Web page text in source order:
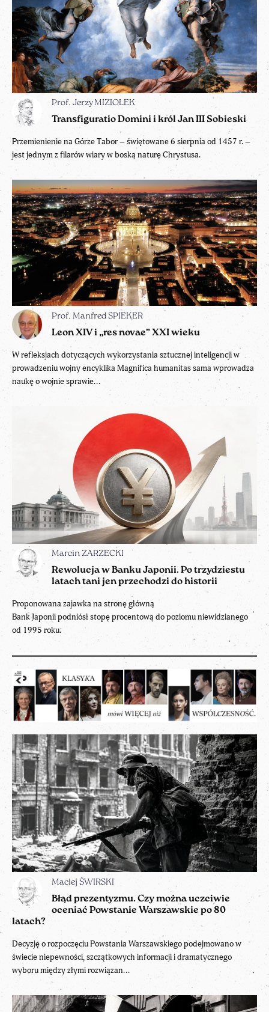
Prof. Jerzy MIZIOŁEK
Transfiguratio Domini i król Jan III Sobieski
Przemienienie na Górze Tabor – świętowane 6 sierpnia od 1457 r. –
jest jednym z filarów wiary w boską naturę Chrystusa.
Prof. Manfred SPIEKER
Leon XIV i „res novae” XXI wieku
W refleksjach dotyczących wykorzystania sztucznej inteligencji w
prowadzeniu wojny encyklika Magnifica humanitas sama wprowadza
naukę o wojnie sprawie...
Marcin ZARZECKI
Rewolucja w Banku Japonii. Po trzydziestu
latach tani jen przechodzi do historii
Proponowana zajawka na stronę główną
Bank Japonii podniósł stopę procentową do poziomu niewidzianego
od 1995 roku.
Maciej ŚWIRSKI
Błąd prezentyzmu. Czy można uczciwie
oceniać Powstanie Warszawskie po 80
latach?
Decyzję o rozpoczęciu Powstania Warszawskiego podejmowano w
świecie niepewności, szczątkowych informacji i dramatycznego
wyboru między złymi rozwiązan...